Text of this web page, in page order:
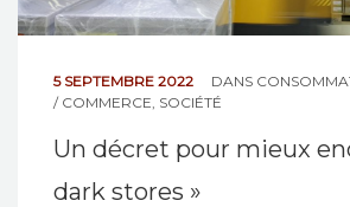
5 SEPTEMBRE 2022 DANS
/ COMMERCE SOCIÉTÉ
Un décret pour mieux
dark stores »